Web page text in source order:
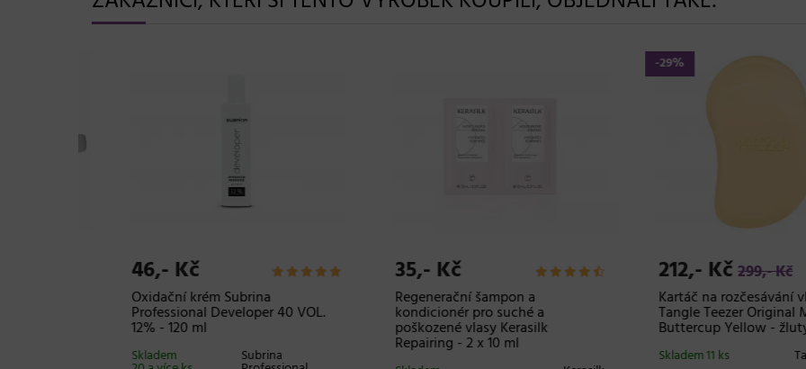
46,- Kč
Oxidační krém Subrina
Professional Developer 40 VOL.
12% - 120 ml
Subrina
Skladem
35,- Kč
Regenerační šampon a
kondicionér pro suché a
poškozené vlasy Kerasilk
Repairing - 2 x 10 ml
-29%
212,- Kč299,- Kč
Kartáč na rozčesávání vlasů
Tangle Teezer Original Mini
Buttercup Yellow - žlutý
Skladem 11 ks